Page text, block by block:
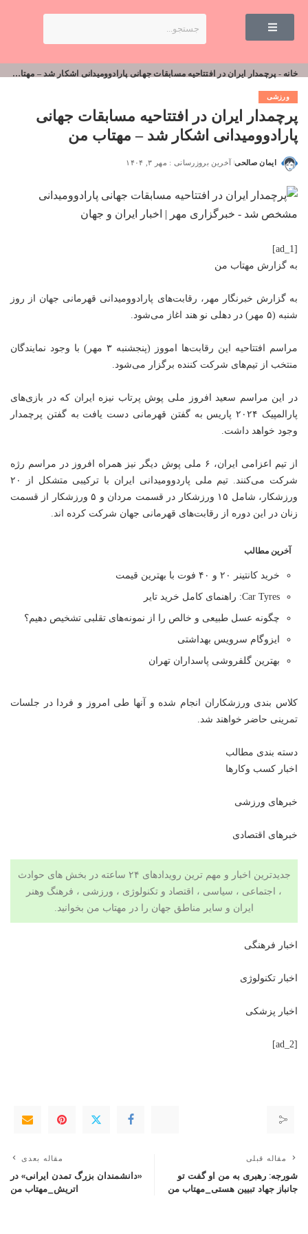
خانه - پرچمدار ایران در افتتاحیه مسابقات جهانی پارادوومیدانی اشکار شد – مهتاب من
ورزشی
پرچمدار ایران در افتتاحیه مسابقات جهانی
پارادوومیدانی اشکار شد – مهتاب من
ایمان صالحی آخرین بروزرسانی : مهر ۳, ۱۴۰۴
[ad_1]
به گزارش مهتاب من
به گزارش خبرنگار مهر، رقابت‌های پارادوومیدانی قهرمانی جهان از روز
شنبه (۵ مهر) در دهلی نو هند اغاز می‌شود.
مراسم افتتاحیه این رقابت‌ها امووز (پنجشنبه ۳ مهر) با وجود نمایندگان
منتخب از تیم‌های شرکت کننده برگزار می‌شود.
در این مراسم سعید افروز ملی پوش پرتاب نیزه ایران که در بازی‌های
پارالمپیک ۲۰۲۴ پاریس به گفتن قهرمانی دست یافت به گفتن پرچمدار
وجود خواهد داشت.
از تیم اعزامی ایران، ۶ ملی پوش دیگر نیز همراه افروز در مراسم رژه
شرکت می‌کنند. تیم ملی پاردوومیدانی ایران با ترکیبی متشکل از ۲۰
ورزشکار، شامل ۱۵ ورزشکار در قسمت مردان و ۵ ورزشکار از قسمت
زنان در این دوره از رقابت‌های قهرمانی جهان شرکت کرده اند.
آخرین مطالب
خرید کانتینر ۲۰ و ۴۰ فوت با بهترین قیمت
Car Tyres: راهنمای کامل خرید تایر
چگونه عسل طبیعی و خالص را از نمونه‌های تقلبی تشخیص دهیم؟
ایزوگام سرویس بهداشتی
بهترین گلفروشی پاسداران تهران
کلاس بندی ورزشکاران انجام شده و آنها طی امروز و فردا در جلسات
تمرینی حاضر خواهند شد.
دسته بندی مطالب
اخبار کسب وکارها
خبرهای ورزشی
خبرهای اقتصادی
جدیدترین اخبار و مهم ترین رویدادهای ۲۴ ساعته در بخش های حوادث
، اجتماعی ، سیاسی ، اقتصاد و تکنولوژی ، ورزشی ، فرهنگ وهنر
ایران و سایر مناطق جهان را در مهتاب من بخوانید.
اخبار فرهنگی
اخبار تکنولوژی
اخبار پزشکی
[ad_2]
مقاله قبلی
شورجه: رهبری به من او گفت تو
جانباز جهاد تبیین هستی_مهتاب من
مقاله بعدی
«دانشمندان بزرگ تمدن ایرانی» در
اتریش_مهتاب من